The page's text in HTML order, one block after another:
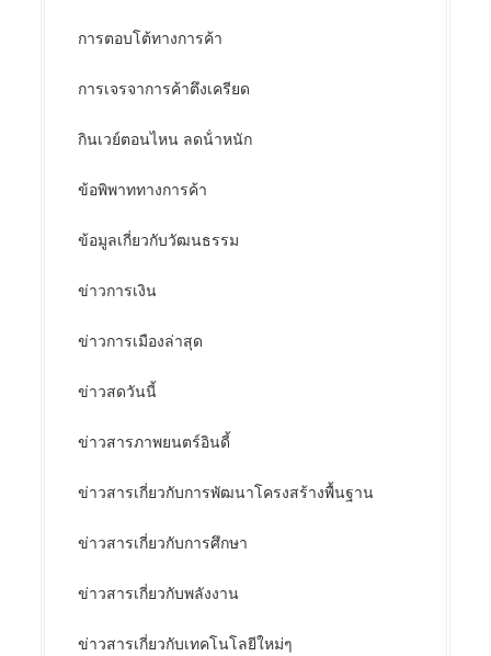
การตอบโต้ทางการค้า
การเจรจาการค้าตึงเครียด
กินเวย์ตอนไหน ลดน้ําหนัก
ข้อพิพาททางการค้า
ข้อมูลเกี่ยวกับวัฒนธรรม
ข่าวการเงิน
ข่าวการเมืองล่าสุด
ข่าวสดวันนี้
ข่าวสารภาพยนตร์อินดี้
ข่าวสารเกี่ยวกับการพัฒนาโครงสร้างพื้นฐาน
ข่าวสารเกี่ยวกับการศึกษา
ข่าวสารเกี่ยวกับพลังงาน
ข่าวสารเกี่ยวกับเทคโนโลยีใหม่ๆ